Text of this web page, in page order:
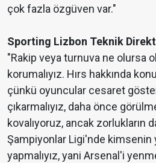
çok fazla özgüven var."
Sporting Lizbon Teknik
"Rakip veya turnuva ne olursa
korumalıyız. Hırs hakkında
çünkü oyuncular cesaret
çıkarmalıyız, daha önce
kovalıyoruz, ancak zorlukların
Şampiyonlar Ligi'nde kimsenin
yapmalıyız, yani Arsenal'i